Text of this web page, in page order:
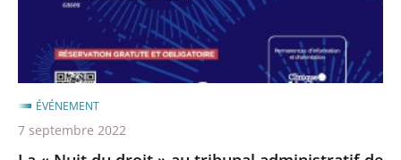
administratif
de
Rennes
le
ÉVÉNEMENT
7 septembre 2022